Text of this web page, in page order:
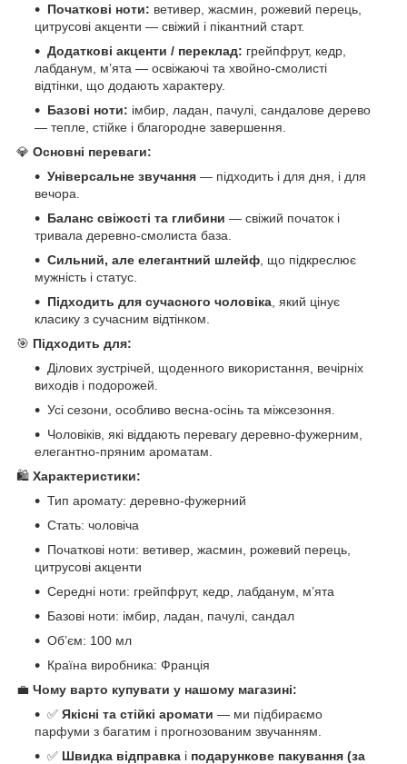
Початкові ноти: ветивер, жасмин, рожевий перець,
цитрусові акценти — свіжий і пікантний старт.
Додаткові акценти / переклад: грейпфрут, кедр,
лабданум, мʼята — освіжаючі та хвойно-смолисті
відтінки, що додають характеру.
Базові ноти: імбир, ладан, пачулі, сандалове дерево
— тепле, стійке і благородне завершення.
💎 Основні переваги:
Універсальне звучання — підходить і для дня, і для
вечора.
Баланс свіжості та глибини — свіжий початок і
тривала деревно-смолиста база.
Сильний, але елегантний шлейф , що підкреслює
мужність і статус.
Підходить для сучасного чоловіка , який цінує
класику з сучасним відтінком.
🎯 Підходить для:
Ділових зустрічей, щоденного використання, вечірніх
виходів і подорожей.
Усі сезони, особливо весна-осінь та міжсезоння.
Чоловіків, які віддають перевагу деревно-фужерним,
елегантно-пряним ароматам.
🛍️ Характеристики:
Тип аромату: деревно-фужерний
Стать: чоловіча
Початкові ноти: ветивер, жасмин, рожевий перець,
цитрусові акценти
Середні ноти: грейпфрут, кедр, лабданум, мʼята
Базові ноти: імбир, ладан, пачулі, сандал
Обʼєм: 100 мл
Країна виробника: Франція
💼 Чому варто купувати у нашому магазині:
✅ Якісні та стійкі аромати — ми підбираємо
парфуми з багатим і прогнозованим звучанням.
✅ Швидка відправка і подарункове пакування (за